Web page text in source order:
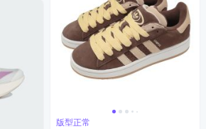
版型正常